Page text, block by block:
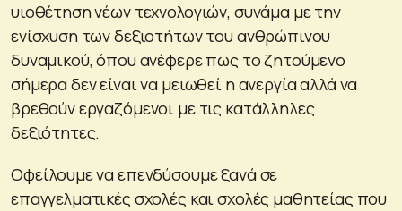
υιοθέτηση νέων τεχνολογιών, συνάμα με την
ενίσχυση των δεξιοτήτων του ανθρώπινου
δυναμικού, όπου ανέφερε πως το ζητούμενο
σήμερα δεν είναι να μειωθεί η ανεργία αλλά να
βρεθούν εργαζόμενοι με τις κατάλληλες
δεξιότητες.
Οφείλουμε να επενδύσουμε ξανά σε
επαγγελματικές σχολές και σχολές μαθητείας που